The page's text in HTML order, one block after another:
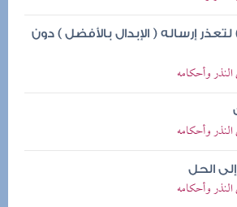
إرساله ( الإبدال بالأفضل ) دون
وأحكامه
وأحكامه
الحل
وأحكامه